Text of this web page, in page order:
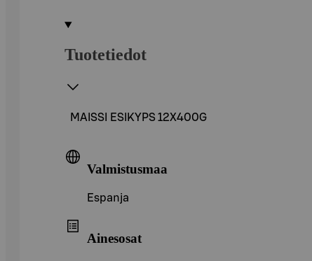
Tuotetiedot
MAISSI ESIKYPS 12X400G
Valmistusmaa
Espanja
Ainesosat